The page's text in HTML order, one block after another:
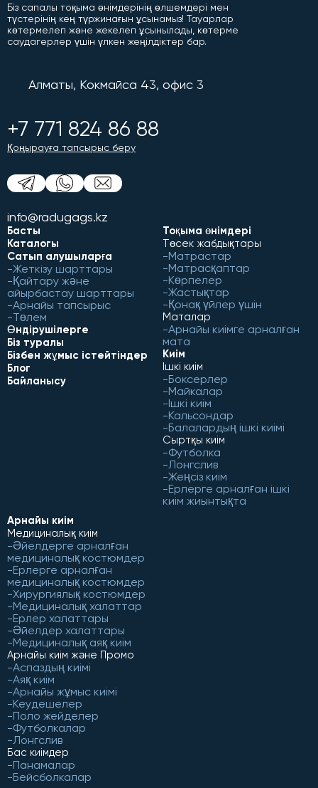
Біз сапалы тоқыма өнімдерінің өлшемдері мен
түстерінің кең түржинағын ұсынамыз! Тауарлар
көтермелеп және жекелеп ұсынылады, көтерме
саудагерлер үшін үлкен жеңілдіктер бар.
Алматы, Кокмайса 43, офис 3
+7 771 824 86 88
Қоңырауға тапсырыс беру
info@radugags.kz
Басты
Каталогы
Сатып алушыларға
Жеткізу шарттары
Қайтару және
айырбастау шарттары
Арнайы тапсырыс
Төлем
Өндірушілерге
Біз туралы
Бізбен жұмыс істейтіндер
Блог
Байланысу
Тоқыма өнімдері
Төсек жабдықтары
Матрастар
Матрасқаптар
Көрпелер
Жастықтар
Қонақ үйлер үшін
Маталар
Арнайы киімге арналған
мата
Киім
Ішкі киім
Боксерлер
Майкалар
Ішкі киім
Кальсондар
Балалардың ішкі киімі
Сыртқы киім
Футболка
Лонгслив
Жеңсіз киім
Ерлерге арналған ішкі
киім жиынтықта
Арнайы киім
Медициналық киім
Әйелдерге арналған
медициналық костюмдер
Ерлерге арналған
медициналық костюмдер
Хирургиялық костюмдер
Медициналық халаттар
Ерлер халаттары
Әйелдер халаттары
Медициналық аяқ киім
Арнайы киім және Промо
Аспаздың киімі
Аяқ киім
Арнайы жұмыс киімі
Кеудешелер
Поло жейделер
Футболкалар
Лонгслив
Бас киімдер
Панамалар
Бейсболкалар